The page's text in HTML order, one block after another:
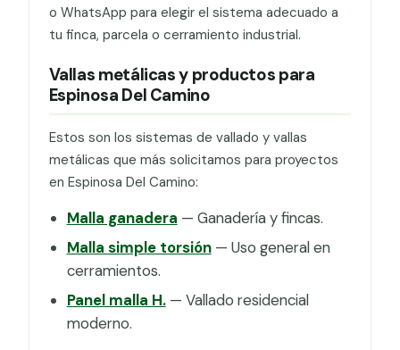
o WhatsApp para elegir el sistema adecuado a
tu finca, parcela o cerramiento industrial.
Vallas metálicas y productos para
Espinosa Del Camino
Estos son los sistemas de vallado y vallas
metálicas que más solicitamos para proyectos
en Espinosa Del Camino:
Malla ganadera — Ganadería y fincas.
Malla simple torsión— Uso general en
cerramientos.
Panel malla H.— Vallado residencial
moderno.